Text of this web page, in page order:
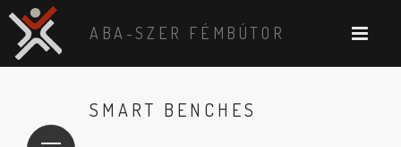
ABA-SZER FÉMBÚTOR
SMART BENCHES